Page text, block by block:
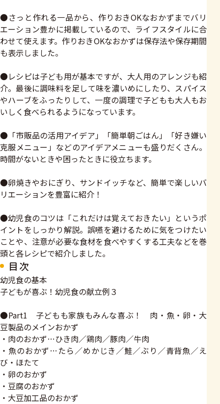
●さっと作れる一品から、作りおきOKなおかずまでバリ
エーション豊かに掲載しているので、ライフスタイルに合
わせて使えます。作りおきOKなおかずは保存法や保存期間
も表示しました。
●レシピは子ども用が基本ですが、大人用のアレンジも紹
介。最後に調味料を足して味を濃いめにしたり、スパイス
やハーブをふったりして、一度の調理で子どもも大人もお
いしく食べられるようになっています。
●「市販品の活用アイデア」「簡単朝ごはん」「好き嫌い
克服メニュー」などのアイデアメニューも盛りだくさん。
時間がないときや困ったときに役立ちます。
●卵焼きやおにぎり、サンドイッチなど、簡単で楽しいバ
リエーションを豊富に紹介！
●幼児食のコツは「これだけは覚えておきたい」というポ
イントをしっかり解説。誤嚥を避けるために気をつけたい
ことや、注意が必要な食材を食べやすくする工夫などを巻
頭と各レシピで紹介しました。
目次
幼児食の基本
子どもが喜ぶ！幼児食の献立例３
●Part1 子どもも家族もみんな喜ぶ！ 肉・魚・卵・大
豆製品のメインおかず
・肉のおかず…ひき肉／鶏肉／豚肉／牛肉
・魚のおかず…たら／めかじき／鮭／ぶり／青背魚／え
び・ほたて
・卵のおかず
・豆腐のおかず
・大豆加工品のおかず